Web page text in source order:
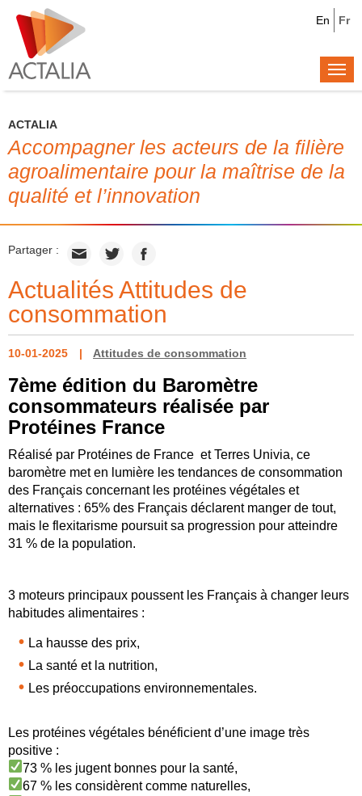
Fr
En
ACTALIA
Accompagner les acteurs de la filière
agroalimentaire pour la maîtrise de la
qualité et l’innovation
Partager :
Actualités Attitudes de
consommation
10-01-2025 Attitudes de consommation
7ème édition du Baromètre
consommateurs réalisée par
Protéines France
Réalisé par Protéines de France et Terres Univia, ce
baromètre met en lumière les tendances de consommation
des Français concernant les protéines végétales et
alternatives : 65% des Français déclarent manger de tout,
mais le flexitarisme poursuit sa progression pour atteindre
31 % de la population.
3 moteurs principaux poussent les Français à changer leurs
habitudes alimentaires :
La hausse des prix,
La santé et la nutrition,
Les préoccupations environnementales.
Les protéines végétales bénéficient d’une image très
positive :
73 % les jugent bonnes pour la santé,
67 % les considèrent comme naturelles,